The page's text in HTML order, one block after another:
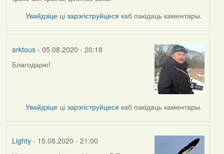
by
arktousУвайдзіце цізарэгіструйцеся каб пакідаць каментары.
arktous- 05.08.2020 - 20:18
In
Harrier
Благодарю!
Увайдзіце цізарэгіструйцеся каб пакідаць каментары.
Lighty- 15.08.2020 - 21:00